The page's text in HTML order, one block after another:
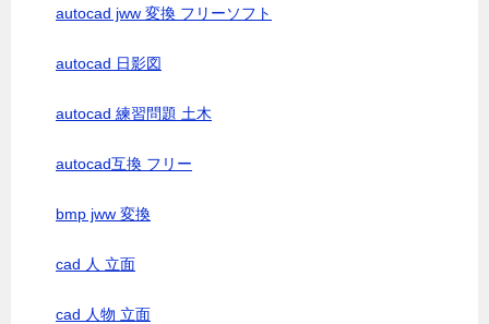
autocad jww 変換 フリーソフト
autocad 日影図
autocad 練習問題 土木
autocad互換 フリー
bmp jww 変換
cad 人 立面
cad 人物 立面